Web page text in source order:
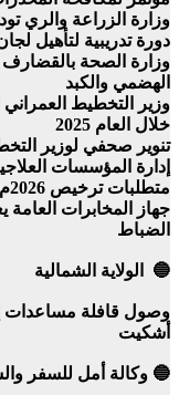
وزارة الزراعة والري
دورة تدريبية لتأهيل
وزارة الصحة
الهضمي والكبد
وزير التخطيط
خلال العام 2025
تنوير صحفي لوزير
إدارة المؤسسات
متطلبات ترخيص 2026م قبل 31 يناير
جهاز المخابرات العامة
الضباط
🔵 الولاية الشمالية
وصول قافلة مساعدات
أشكيت
🔵 وكالة أمل للسفر